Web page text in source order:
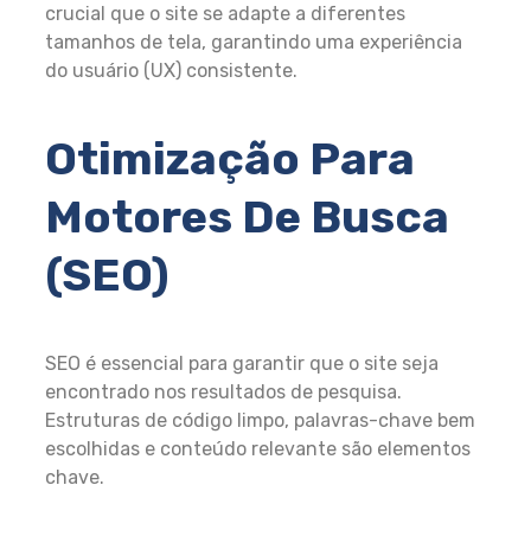
crucial que o site se adapte a diferentes
tamanhos de tela, garantindo uma experiência
do usuário (UX) consistente.
Otimização Para
Motores De Busca
(SEO)
SEO é essencial para garantir que o site seja
encontrado nos resultados de pesquisa.
Estruturas de código limpo, palavras-chave bem
escolhidas e conteúdo relevante são elementos
chave.